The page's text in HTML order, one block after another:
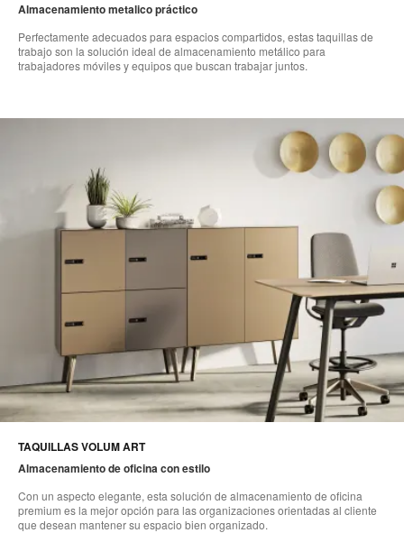
Almacenamiento metalico práctico​
Perfectamente adecuados para espacios compartidos, estas taquillas de
trabajo son la solución ideal de almacenamiento metálico para
trabajadores móviles y equipos que buscan trabajar juntos.
TAQUILLAS VOLUM ART
Almacenamiento de oficina con estilo
Con un aspecto elegante, esta solución de almacenamiento de oficina
premium es la mejor opción para las organizaciones orientadas al cliente
que desean mantener su espacio bien organizado.